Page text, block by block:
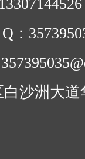
：
沙洲大